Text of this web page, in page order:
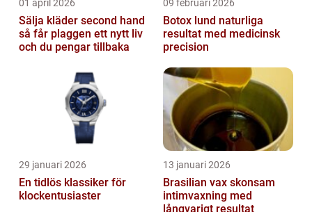
01 april 2026
Sälja kläder second hand
så får plaggen ett nytt liv
och du pengar tillbaka
09 februari 2026
Botox lund naturliga
resultat med medicinsk
precision
29 januari 2026
En tidlös klassiker för
klockentusiaster
13 januari 2026
Brasilian vax skonsam
intimvaxning med
långvarigt resultat